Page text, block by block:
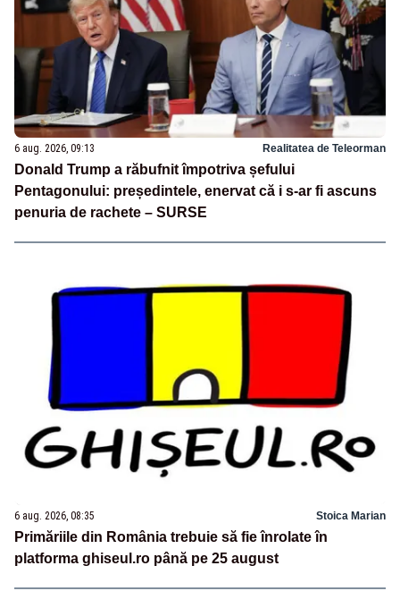
6 aug. 2026, 09:13 Realitatea de Teleorman
Donald Trump a răbufnit împotriva șefului
Pentagonului: președintele, enervat că i s-ar fi ascuns
penuria de rachete – SURSE
6 aug. 2026, 08:35 Stoica Marian
Primăriile din România trebuie să fie înrolate în
platforma ghiseul.ro până pe 25 august